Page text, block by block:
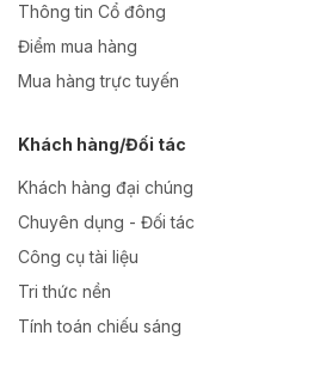
Thông tin Cổ đông
Điểm mua hàng
Mua hàng trực tuyến
Khách hàng/Đối tác
Khách hàng đại chúng
Chuyên dụng - Đối tác
Công cụ tài liệu
Tri thức nền
Tính toán chiếu sáng